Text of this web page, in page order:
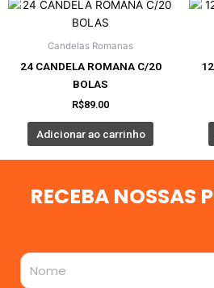
Candelas Romanas
24 CANDELA ROMANA C/20
BOLAS
R$89.00
Adicionar ao carrinho
RECEBA NOSSAS
Nome